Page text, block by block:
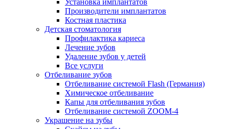
Установка имплантатов
Производители имплантатов
Костная пластика
Детская стоматология
Профилактика кариеса
Лечение зубов
Удаление зубов у детей
Все услуги
Отбеливание зубов
Отбеливание системой Flash (Германия)
Химическое отбеливание
Капы для отбеливания зубов
Отбеливание системой ZOOM-4
Украшение на зубы